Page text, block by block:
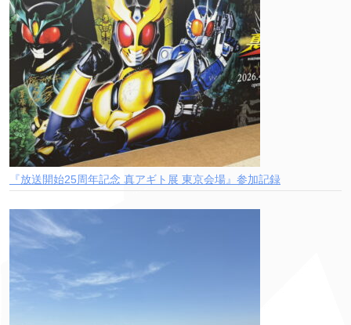
『放送開始25周年記念 真アギト展 東京会場』参加記録